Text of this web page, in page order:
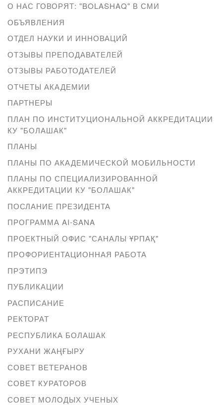
О НАС ГОВОРЯТ: "BOLASHAQ" В СМИ
ОБЪЯВЛЕНИЯ
ОТДЕЛ НАУКИ И ИННОВАЦИЙ
ОТЗЫВЫ ПРЕПОДАВАТЕЛЕЙ
ОТЗЫВЫ РАБОТОДАТЕЛЕЙ
ОТЧЕТЫ АКАДЕМИИ
ПАРТНЕРЫ
ПЛАН ПО ИНСТИТУЦИОНАЛЬНОЙ АККРЕДИТАЦИИ
КУ "БОЛАШАК"
ПЛАНЫ
ПЛАНЫ ПО АКАДЕМИЧЕСКОЙ МОБИЛЬНОСТИ
ПЛАНЫ ПО СПЕЦИАЛИЗИРОВАННОЙ
АККРЕДИТАЦИИ КУ "БОЛАШАК"
ПОСЛАНИЕ ПРЕЗИДЕНТА
ПРОГРАММА AI-SANA
ПРОЕКТНЫЙ ОФИС "САНАЛЫ ҰРПАҚ"
ПРОФОРИЕНТАЦИОННАЯ РАБОТА
ПРЭТИПЭ
ПУБЛИКАЦИИ
РАСПИСАНИЕ
РЕКТОРАТ
РЕСПУБЛИКА БОЛАШАК
РУХАНИ ЖАҢҒЫРУ
СОВЕТ ВЕТЕРАНОВ
СОВЕТ КУРАТОРОВ
СОВЕТ МОЛОДЫХ УЧЕНЫХ